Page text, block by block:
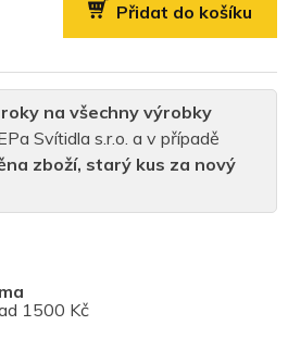
1500 Kč
na všechny výrobky
Svítidla s.r.o. a v případě
zboží, starý kus za nový
Přidat do košíku